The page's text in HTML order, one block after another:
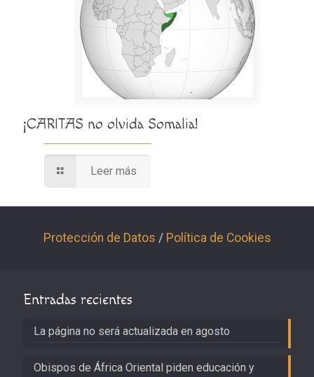
¡CARITAS no olvida Somalia!
Leer más
Protección de Datos / Política de Cookies
Entradas recientes
La página no será actualizada en agosto
Obispos de África Oriental piden educación y